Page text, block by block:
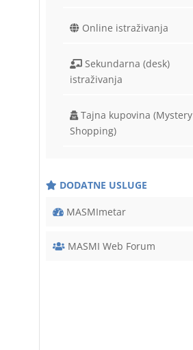
Online istraživanja
Sekundarna (desk)
istraživanja
Tajna kupovina (Mystery
Shopping)
DODATNE USLUGE
MASMImetar
MASMI Web Forum